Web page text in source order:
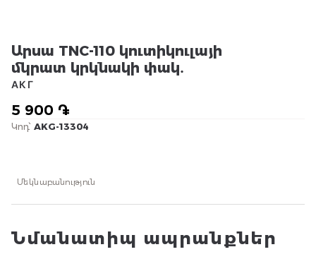
Արսա TNC-110 կուտիկուլայի
մկրատ կրկնակի փակ․
5 900 ֏
АКГ
Կոդ՝ AKG-13304
Մեկնաբանություն
Նմանատիպ ապրանքներ